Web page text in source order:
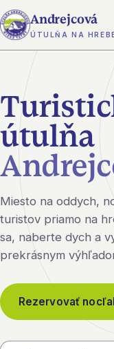
Andrejcová
ÚTULŇA NA
útulňa
Miesto na oddych,
turistov priamo na
sa, naberte dych a
prekrásnym
Rezervovať